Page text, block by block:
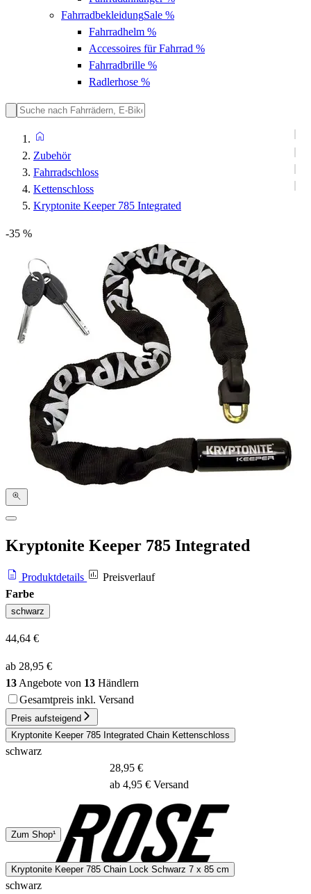
FahrradbekleidungSale %
Fahrradhelm %
Accessoires für Fahrrad %
Fahrradbrille %
Radlerhose %
Zubehör
Fahrradschloss
Kettenschloss
Kryptonite Keeper 785 Integrated
-35 %
Kryptonite Keeper 785 Integrated
Produktdetails
Preisverlauf
Farbe
schwarz
44,64 €
ab 28,95 €
13 Angebote von 13 Händlern
Gesamtpreis inkl. Versand
Preis aufsteigend
Kryptonite Keeper 785 Integrated Chain Kettenschloss
schwarz
DHL
28,95 €
ab 4,95 € Versand
Zum Shop¹
Kryptonite Keeper 785 Chain Lock Schwarz 7 x 85 cm
schwarz